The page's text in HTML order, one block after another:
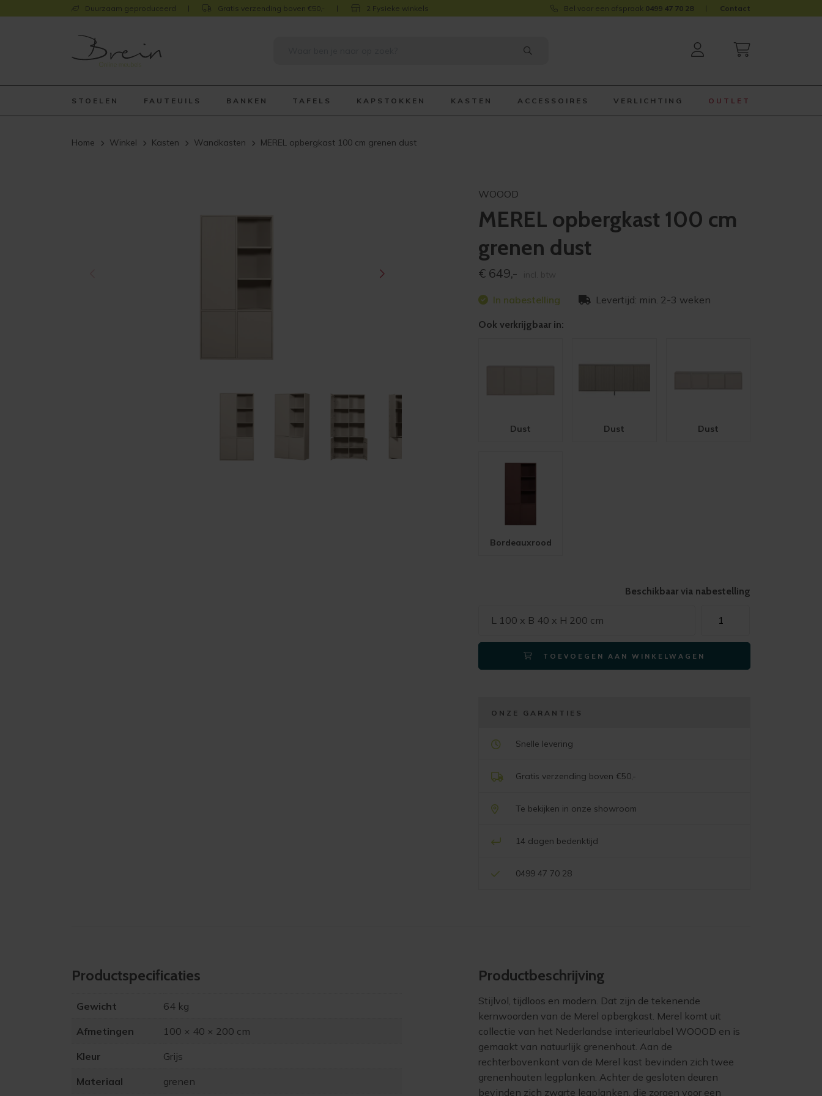
Duurzaam geproduceerd Gratis verzending boven €50,- 2 Fysieke winkels Bel voor een afspraak 0499 47 70 28 Contact
STOELEN FAUTEUILS BANKEN TAFELS KAPSTOKKEN KASTEN ACCESSOIRES VERLICHTING OUTLET
Home Winkel Kasten Wandkasten MEREL opbergkast 100 cm grenen dust
WOOOD
MEREL opbergkast 100 cm
grenen dust
€ 649,-
In nabestelling Levertijd: min. 2-3 weken
Ook verkrijgbaar in:
Dust Dust Dust
Bordeauxrood
Beschikbaar via nabestelling
L 100 x B 40 x H 200 cm
opbergkast
100
cm
grenen
TOEVOEGEN AAN WINKELWAGEN
ONZE GARANTIES
Snelle levering
Gratis verzending boven €50,-
Te bekijken in onze showroom
14 dagen bedenktijd
0499 47 70 28
Product­specificaties
Gewicht 64 kg
Afmetingen 100 × 40 × 200 cm
Kleur Grijs
Materiaal grenen
Product­beschrijving
Stijlvol, tijdloos en modern. Dat zijn de tekenende
kernwoorden van de Merel opbergkast. Merel komt uit
collectie van het Nederlandse interieurlabel WOOOD en is
gemaakt van natuurlijk grenenhout. Aan de
rechterbovenkant van de Merel kast bevinden zich twee
grenenhouten legplanken. Achter de gesloten deuren
bevinden zich zwarte legplanken, die zorgen voor een